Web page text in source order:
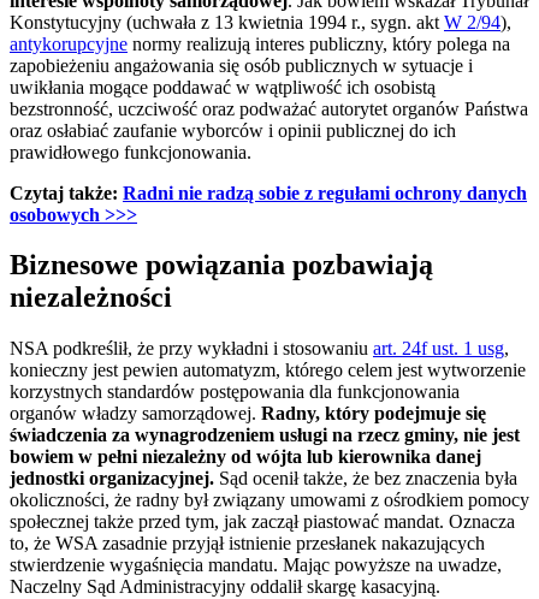
Konstytucyjny (uchwała z 13 kwietnia 1994 r., sygn. akt W 2/94),
antykorupcyjne normy realizują interes publiczny, który polega na
zapobieżeniu angażowania się osób publicznych w sytuacje i
uwikłania mogące poddawać w wątpliwość ich osobistą
bezstronność, uczciwość oraz podważać autorytet organów Państwa
oraz osłabiać zaufanie wyborców i opinii publicznej do ich
prawidłowego funkcjonowania.
Czytaj także: Radni nie radzą sobie z regułami ochrony danych
osobowych >>>
Biznesowe powiązania pozbawiają
niezależności
NSA podkreślił, że przy wykładni i stosowaniu art. 24f ust. 1 usg,
konieczny jest pewien automatyzm, którego celem jest wytworzenie
korzystnych standardów postępowania dla funkcjonowania
organów władzy samorządowej. Radny, który podejmuje się
świadczenia za wynagrodzeniem usługi na rzecz gminy, nie jest
bowiem w pełni niezależny od wójta lub kierownika danej
jednostki organizacyjnej. Sąd ocenił także, że bez znaczenia była
okoliczności, że radny był związany umowami z ośrodkiem pomocy
społecznej także przed tym, jak zaczął piastować mandat. Oznacza
to, że WSA zasadnie przyjął istnienie przesłanek nakazujących
stwierdzenie wygaśnięcia mandatu. Mając powyższe na uwadze,
Naczelny Sąd Administracyjny oddalił skargę kasacyjną.